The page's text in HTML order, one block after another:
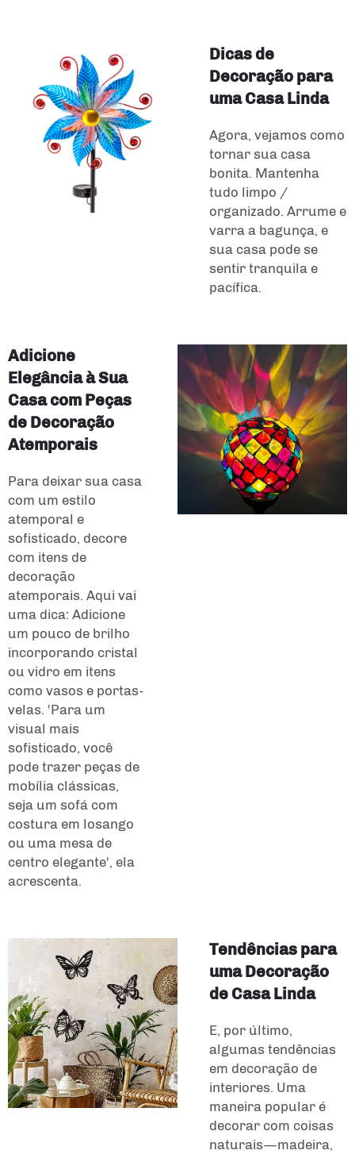
Dicas de
Decoração para
uma Casa Linda
Agora, vejamos como
tornar sua casa
bonita. Mantenha
tudo limpo /
organizado. Arrume e
varra a bagunça, e
sua casa pode se
sentir tranquila e
pacífica.
Adicione
Elegância à Sua
Casa com Peças
de Decoração
Atemporais
Para deixar sua casa
com um estilo
atemporal e
sofisticado, decore
com itens de
decoração
atemporais. Aqui vai
uma dica: Adicione
um pouco de brilho
incorporando cristal
ou vidro em itens
como vasos e portas-
velas. 'Para um
visual mais
sofisticado, você
pode trazer peças de
mobília clássicas,
seja um sofá com
costura em losango
ou uma mesa de
centro elegante', ela
acrescenta.
Tendências para
uma Decoração
de Casa Linda
E, por último,
algumas tendências
em decoração de
interiores. Uma
maneira popular é
decorar com coisas
naturais—madeira,